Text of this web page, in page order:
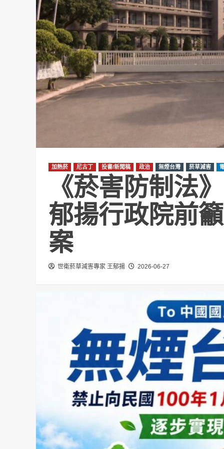
加熱菸 尼古丁 投書/新聞稿 政治 無煙台灣 菸草減害
《菸害防制法
郁揚行政院前
案
世衛菸草減害專家 王郁揚 2026-06-27